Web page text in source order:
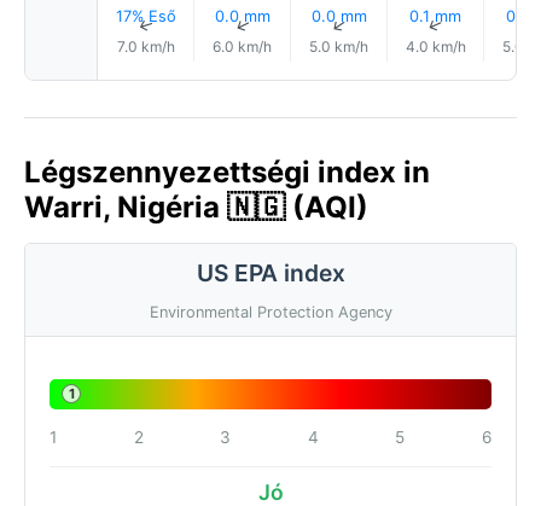
17% Eső
↑
7.0 km/h
0.0 mm
↑
6.0 km/h
0.0 mm
↑
5.0 km/h
0.1 mm
↑
4.0 km/h
0.1
5.0
Légszennyezettségi index in
Warri, Nigéria 🇳🇬 (AQI)
US EPA index
Environmental Protection Agency
1
1 2 3 4 5 6
Jó